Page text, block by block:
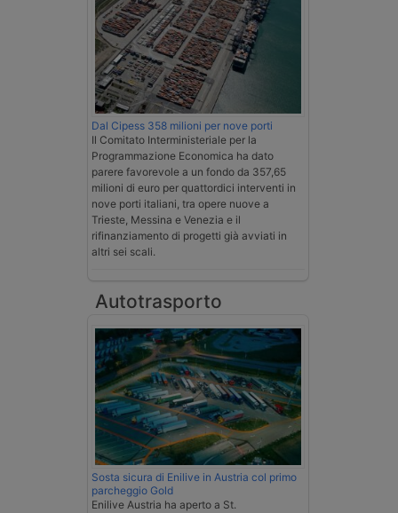
Dal Cipess 358 milioni per nove porti
Il Comitato Interministeriale per la
Programmazione Economica ha dato
parere favorevole a un fondo da 357,65
milioni di euro per quattordici interventi in
nove porti italiani, tra opere nuove a
Trieste, Messina e Venezia e il
rifinanziamento di progetti già avviati in
altri sei scali.
Autotrasporto
Sosta sicura di Enilive in Austria col primo
parcheggio Gold
Enilive Austria ha aperto a St.